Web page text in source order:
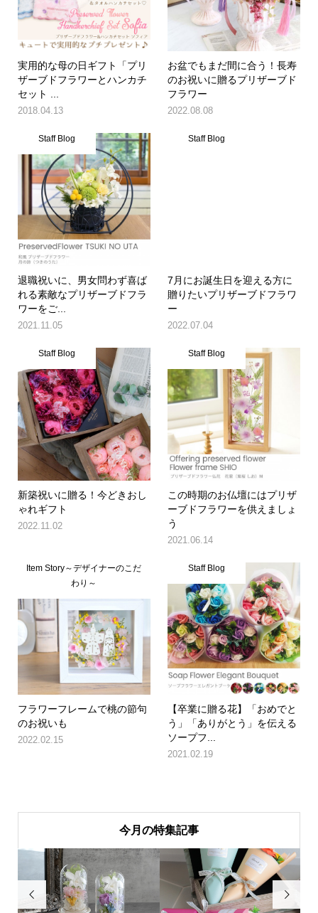
実用的な母の日ギフト「プリ
ザーブドフラワーとハンカチ
セット ...
2018.04.13
お盆でもまだ間に合う！長寿
のお祝いに贈るプリザーブド
フラワー
2022.08.08
Staff Blog
退職祝いに、男女問わず喜ば
れる素敵なプリザーブドフラ
ワーをご...
2021.11.05
Staff Blog
7月にお誕生日を迎える方に
贈りたいプリザーブドフラワ
ー
2022.07.04
Staff Blog
新築祝いに贈る！今どきおし
ゃれギフト
2022.11.02
Staff Blog
この時期のお仏壇にはプリザ
ーブドフラワーを供えましょ
う
2021.06.14
Item Story～デザイナーのこだ
わり～
フラワーフレームで桃の節句
のお祝いも
2022.02.15
Staff Blog
【卒業に贈る花】「おめでと
う」「ありがとう」を伝える
ソープフ...
2021.02.19
今月の特集記事
 